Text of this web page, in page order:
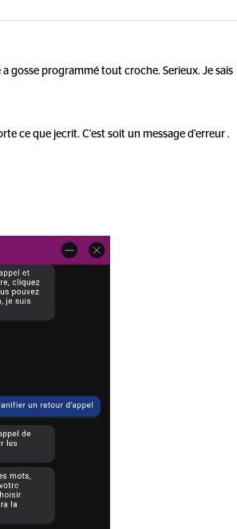
gosse programmé tout croche. Serieux. Je sais
ce que jecrit. C'est soit un message d'erreur .